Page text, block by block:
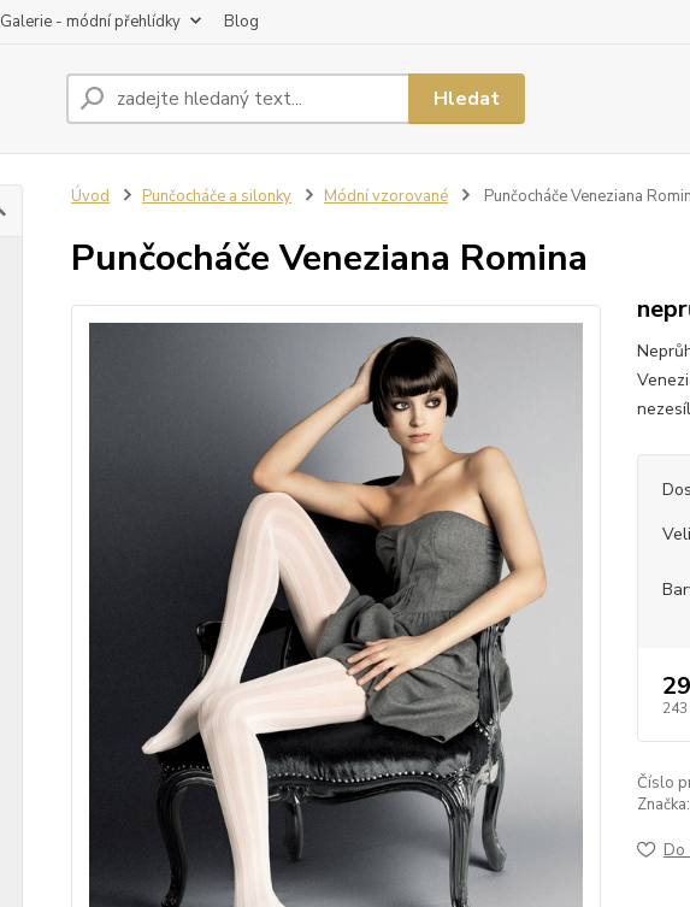
Galerie - módní přehlídky Blog
Hledat
Úvod Punčocháče a silonky Módní vzorované Punčocháče Veneziana
Punčocháče Veneziana Romina
243
Číslo
Značka:
Do